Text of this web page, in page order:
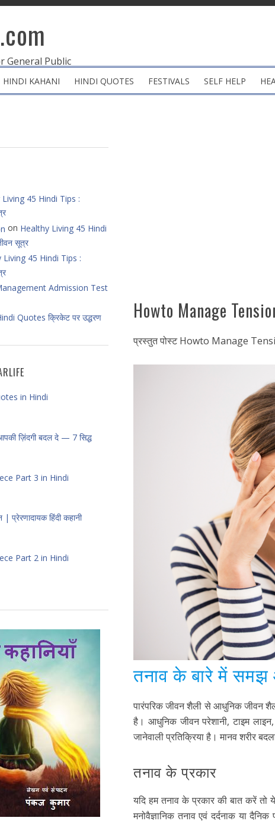
General Public
HINDI KAHANI HINDI QUOTES FESTIVALS SELF HELP
Howto Manage
प्रस्तुत पोस्ट Howto Manage
तनाव के बारे में समझ
पारंपरिक जीवन शैली से आधुनिक जीवन
है। आधुनिक जीवन परेशानी, टाइम
जानेवाली प्रतिक्रिया है। मानव शरीर
तनाव के प्रकार
यदि हम तनाव के प्रकार की बात करें तो
मनोवैज्ञानिक तनाव एवं दर्दनाक या
45 Hindi Tips :
on Healthy Living 45 Hindi
सूत्र
Living 45 Hindi Tips :
Admission Test
Quotes क्रिकेट पर उद्धरण
in Hindi
ज़िंदगी बदल दे — 7 सिद्ध
Part 3 in Hindi
प्रेरणादायक हिंदी कहानी
Part 2 in Hindi